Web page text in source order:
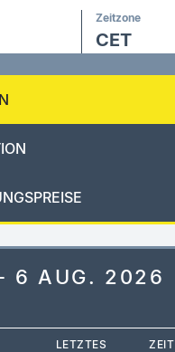
Zeitzone
CET
6 AUG. 2026
LETZTES ZEIT